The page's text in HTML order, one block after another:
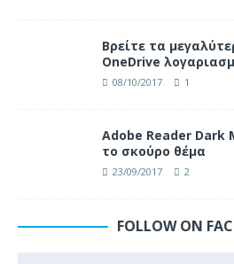
Βρείτε τα
OneDrive
08/10/2017 1
Adobe Reader Dark
το σκούρο θέμα
23/09/2017 2
FOLLOW ON